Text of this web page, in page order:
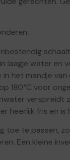
laagje water en
het mandje van
180°C voor
verspreidt
heerlijk fris en
toe te passen,
Een kleine